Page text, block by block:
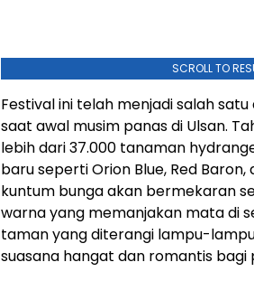
SCROLL TO
Festival ini telah menjadi salah
saat awal musim panas di Ulsan.
lebih dari 37.000 tanaman
baru seperti Orion Blue, Red
kuntum bunga akan bermekaran
warna yang memanjakan mata di
taman yang diterangi lampu-
suasana hangat dan romantis bagi